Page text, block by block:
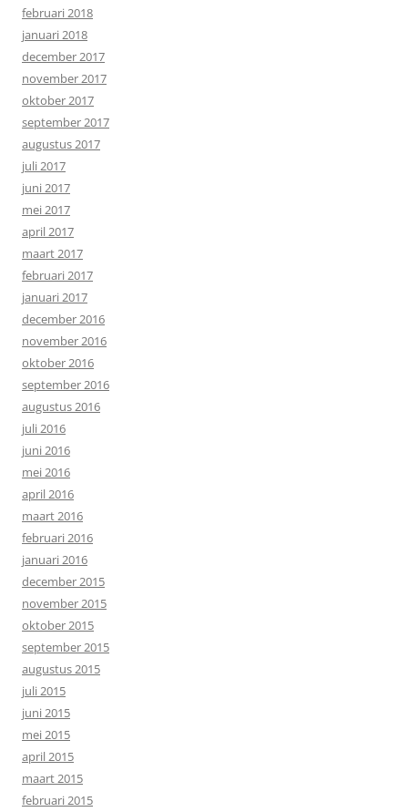
februari 2018
januari 2018
december 2017
november 2017
oktober 2017
september 2017
augustus 2017
juli 2017
juni 2017
mei 2017
april 2017
maart 2017
februari 2017
januari 2017
december 2016
november 2016
oktober 2016
september 2016
augustus 2016
juli 2016
juni 2016
mei 2016
april 2016
maart 2016
februari 2016
januari 2016
december 2015
november 2015
oktober 2015
september 2015
augustus 2015
juli 2015
juni 2015
mei 2015
april 2015
maart 2015
februari 2015